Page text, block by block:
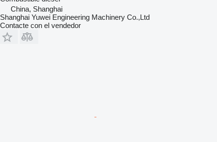
China, Shanghai
Shanghai Yuwei Engineering Machinery Co.,Ltd
Contacte con el vendedor